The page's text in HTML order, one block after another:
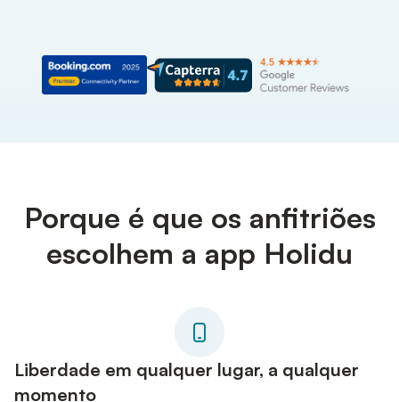
Porque é que os anfitriões
escolhem a app Holidu
Liberdade em qualquer lugar, a qualquer
momento